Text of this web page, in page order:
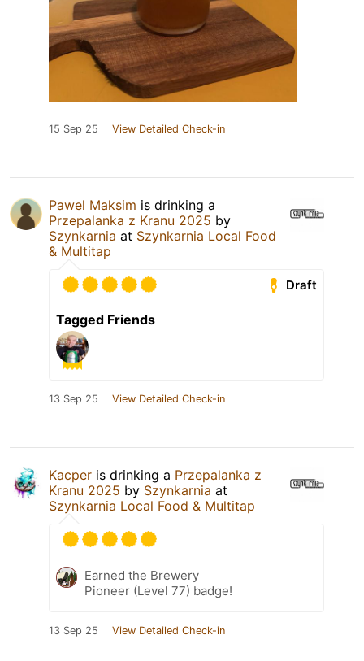
15 Sep 25 View Detailed Check-in
Pawel Maksim is drinking a
Przepalanka z Kranu 2025 by
Szynkarnia at Szynkarnia Local Food
& Multitap
Draft
Tagged Friends
13 Sep 25 View Detailed Check-in
Kacper is drinking a Przepalanka z
Kranu 2025 by Szynkarnia at
Szynkarnia Local Food & Multitap
Earned the Brewery
Pioneer (Level 77) badge!
13 Sep 25 View Detailed Check-in